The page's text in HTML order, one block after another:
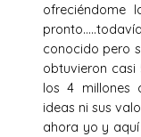
ofreciéndome
conocido pero
obtuvieron
los 4 millones
ideas ni sus
ahora yo y